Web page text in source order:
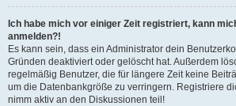
Ich habe mich vor einiger Zeit registriert, kann
anmelden?!
Es kann sein, dass ein Administrator dein
Gründen deaktiviert oder gelöscht hat. Außerdem
regelmäßig Benutzer, die für längere Zeit keine
um die Datenbankgröße zu verringern. Registriere
nimm aktiv an den Diskussionen teil!